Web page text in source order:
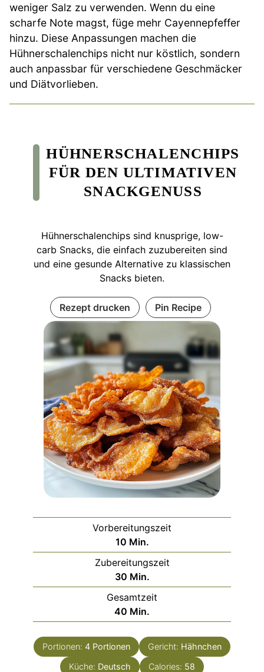
weniger Salz zu verwenden. Wenn du eine
scharfe Note magst, füge mehr Cayennepfeffer
hinzu. Diese Anpassungen machen die
Hühnerschalenchips nicht nur köstlich, sondern
auch anpassbar für verschiedene Geschmäcker
und Diätvorlieben.
HÜHNERSCHALENCHIPS
FÜR DEN ULTIMATIVEN
SNACKGENUSS
Hühnerschalenchips sind knusprige, low-
carb Snacks, die einfach zuzubereiten sind
und eine gesunde Alternative zu klassischen
Snacks bieten.
Rezept drucken Pin Recipe
Vorbereitungszeit
10Minuten
Min.
Zubereitungszeit
30Minuten
Min.
Gesamtzeit
40 Minuten
Min.
Portionen: 4 Portionen Gericht: Hähnchen
Küche: Deutsch Calories: 58